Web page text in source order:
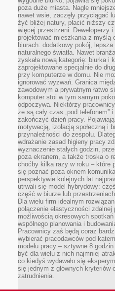
poza duże miasta. Nagle
nawet wsie, zaczęły przyciągać
żyć bliżej natury, płacić niższy
więcej przestrzeni. Deweloperzy
projektować mieszkania z myślą
biurach: dodatkowy pokój,
naturalnego światła. Nawet
zyskała nową kategorię: biurka i
zaprojektowane specjalnie do
przy komputerze w domu. Nie
ignorować wyzwań. Granica
zawodowym a prywatnym łatwo
komputer stoi w tym samym
odpoczywa. Niektórzy
że są cały czas „pod telefonem”
zakończyć dzień pracy.
motywacją, izolacją społeczną i
przynależności do zespołu.
wdrażanie zasad higieny pracy
wyznaczenie stałych godzin,
poza ekranem, a także troska o
choćby kilka razy w roku – które
się poznać poza oknem
perspektywie kolejnych lat
utrwali się model hybrydowy:
część w biurze lub
Dla wielu firm idealnym
połączenie elastyczności zdalnej
możliwością okresowych
wspólnego planowania i
Pracownicy zaś będą coraz
wybierać pracodawców pod
modelu pracy – sztywne 8
być dla wielu z nich najmniej
co kiedyś wydawało się
się jednym z głównych kryteriów
zatrudnienia.